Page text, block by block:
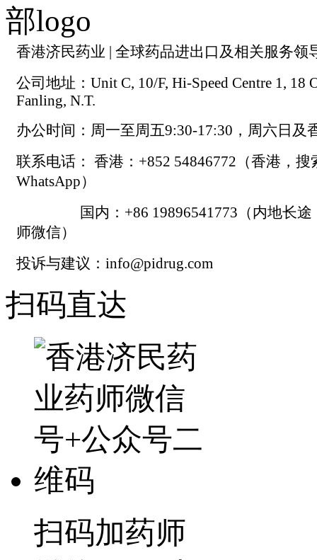
香港济民药业 | 全球药品进出口及相关服务领
公司地址：Unit C, 10/F, Hi-Speed Centre 1, 18
Fanling, N.T.
办公时间：周一至周五9:30-17:30，周六日及
联系电话： 香港：+852 54846772（香港，搜
WhatsApp）
国内：+86 19896541773（内地长途
师微信）
投诉与建议：info@pidrug.com
扫码直达
扫码加药师